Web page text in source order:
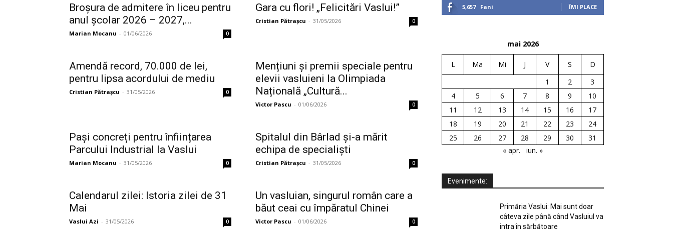
Broșura de admitere în liceu pentru
anul școlar 2026 – 2027,...
Marian Mocanu - 01/06/2026 0
Gara cu flori! „Felicitări Vaslui!”
Cristian Pătrașcu - 31/05/2026 0
Amendă record, 70.000 de lei,
pentru lipsa acordului de mediu
Cristian Pătrașcu - 31/05/2026 0
Mențiuni și premii speciale pentru
elevii vasluieni la Olimpiada
Națională „Cultură...
Victor Pascu - 01/06/2026 0
Pași concreți pentru înființarea
Parcului Industrial la Vaslui
Marian Mocanu - 31/05/2026 0
Spitalul din Bârlad și-a mărit
echipa de specialiști
Cristian Pătrașcu - 31/05/2026 0
Calendarul zilei: Istoria zilei de 31
Mai
Vaslui Azi - 31/05/2026 0
Un vasluian, singurul român care a
băut ceai cu împăratul Chinei
Victor Pascu - 01/06/2026 0
5,657 Fani ÎMI PLACE
mai 2026
L Ma Mi J V S
D
1
2
3
4
5 6 7 8 9
10
11
12 13 14 15 16
17
18
19 20 21 22 23
24
25
26 27 28 29 30
31
« apr.
iun. »
Evenimente:
Primăria Vaslui: Mai sunt doar
câteva zile până când Vasluiul va
intra în sărbătoare